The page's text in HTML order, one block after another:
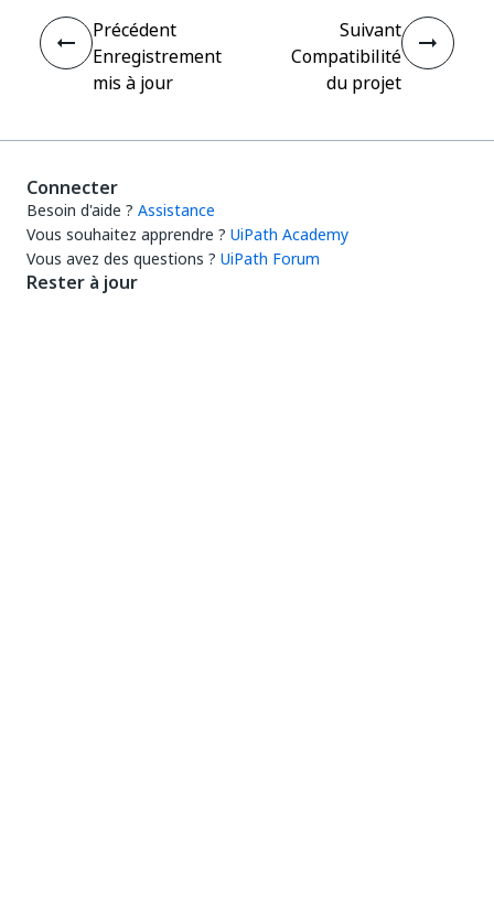
Précédent
Enregistrement
mis à jour
Suivant
Compatibilité
du projet
Connecter
Besoin d'aide ? Assistance
Vous souhaitez apprendre ? UiPath Academy
Vous avez des questions ? UiPath Forum
Rester à jour